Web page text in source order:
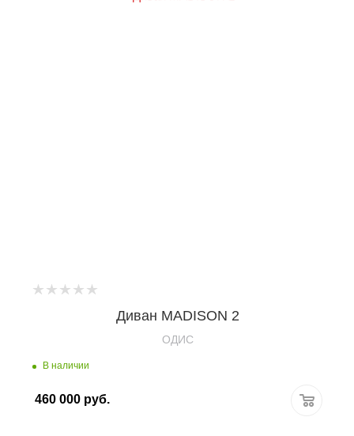
Диван MADISON 2
OДИС
В наличии
460 000 руб.